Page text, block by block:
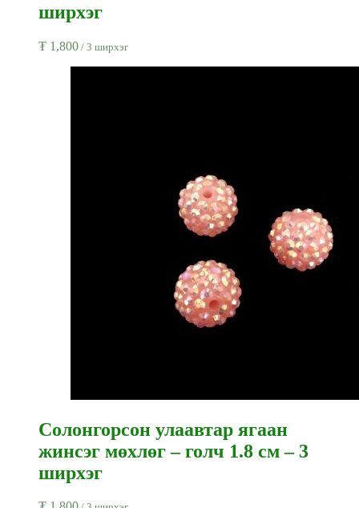
ширхэг
₮ 1,800 / 3 ширхэг
Солонгорсон улаавтар ягаан
жинсэг мөхлөг – голч 1.8 см – 3
ширхэг